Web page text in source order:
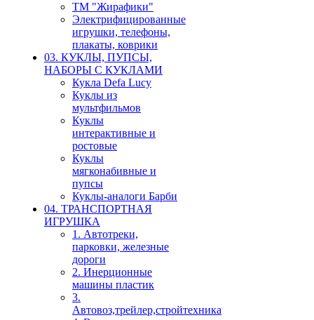
ТМ "Жирафики"
Электрифицированные
игрушки, телефоны,
плакаты, коврики
03. КУКЛЫ, ПУПСЫ,
НАБОРЫ С КУКЛАМИ
Кукла Defa Lucy
Куклы из
мультфильмов
Куклы
интерактивные и
ростовые
Куклы
мягконабивные и
пупсы
Куклы-аналоги Барби
04. ТРАНСПОРТНАЯ
ИГРУШКА
1. Автотреки,
парковки, железные
дороги
2. Инерционные
машины пластик
3.
Автовоз,трейлер,стройтехника